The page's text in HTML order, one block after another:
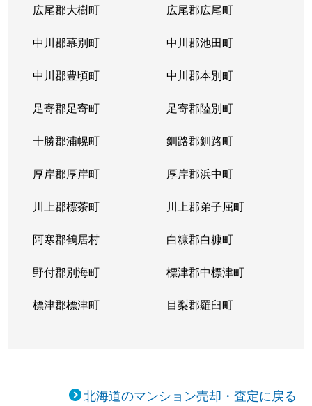
広尾郡大樹町 広尾郡広尾町
中川郡幕別町 中川郡池田町
中川郡豊頃町 中川郡本別町
足寄郡足寄町 足寄郡陸別町
十勝郡浦幌町 釧路郡釧路町
厚岸郡厚岸町 厚岸郡浜中町
川上郡標茶町 川上郡弟子屈町
阿寒郡鶴居村 白糠郡白糠町
野付郡別海町 標津郡中標津町
標津郡標津町 目梨郡羅臼町
北海道のマンション売却・査定に戻る